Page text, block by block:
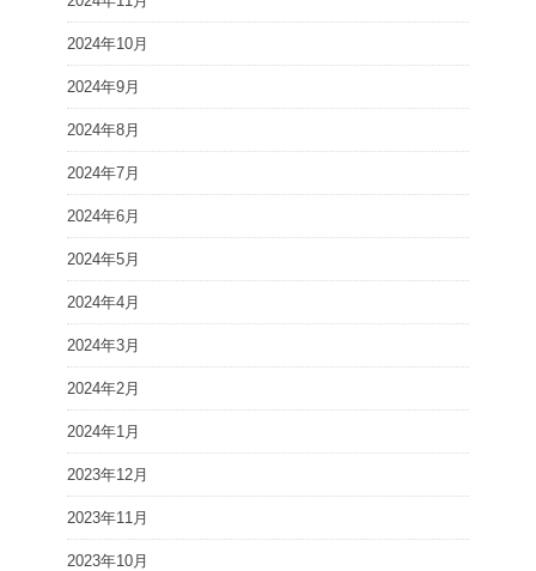
2024年10月
2024年9月
2024年8月
2024年7月
2024年6月
2024年5月
2024年4月
2024年3月
2024年2月
2024年1月
2023年12月
2023年11月
2023年10月